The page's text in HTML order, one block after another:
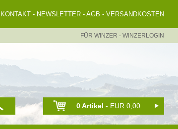
KONTAKT- NEWSLETTER- AGB - VERSANDKOSTEN
FÜR WINZER - WINZERLOGIN
0 Artikel - EUR 0,00